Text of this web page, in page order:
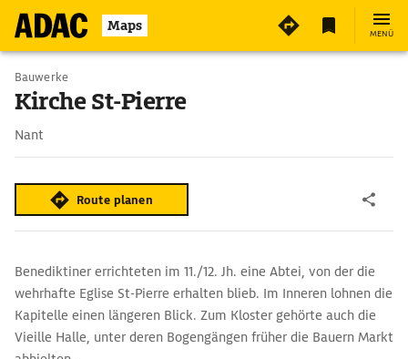
Maps MENÜ
Bauwerke
Kirche St-Pierre
Nant
Route planen
Benediktiner errichteten im 11./12. Jh. eine Abtei, von der die
wehrhafte Eglise St-Pierre erhalten blieb. Im Inneren lohnen die
Kapitelle einen längeren Blick. Zum Kloster gehörte auch die
Vieille Halle, unter deren Bogengängen früher die Bauern Markt